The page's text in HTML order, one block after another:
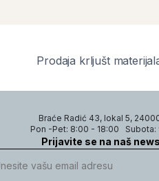
Prodaja krljušt
Braće Radić 43, lokal 5,
Pon -Pet: 8:00 - 18:00
Subota:
Prijavite se na naš